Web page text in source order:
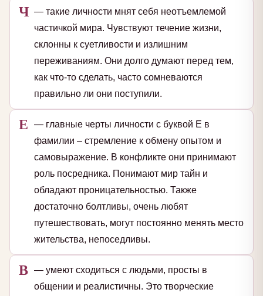
Ч — такие личности мнят себя неотъемлемой
частичкой мира. Чувствуют течение жизни,
склонны к суетливости и излишним
переживаниям. Они долго думают перед тем,
как что-то сделать, часто сомневаются
правильно ли они поступили.
Е
— главные черты личности с буквой Е в
фамилии – стремление к обмену опытом и
самовыражение. В конфликте они принимают
роль посредника. Понимают мир тайн и
обладают проницательностью. Также
достаточно болтливы, очень любят
путешествовать, могут постоянно менять место
жительства, непоседливы.
В — умеют сходиться с людьми, просты в
общении и реалистичны. Это творческие